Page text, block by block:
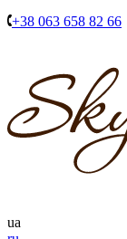
+38 063 658 82 66
ua